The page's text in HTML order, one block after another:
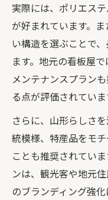
実際には、ポリエス
が好まれています。
い構造を選ぶことで
ます。地元の看板屋
メンテナンスプラン
る点が評価されていま
さらに、山形らしさ
統模様、特産品をモ
ことも推奨されてい
ンは、観光客や地元
のブランディング強化